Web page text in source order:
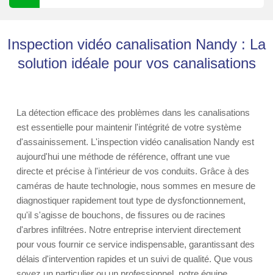
Inspection vidéo canalisation Nandy : La
solution idéale pour vos canalisations
La détection efficace des problèmes dans les canalisations
est essentielle pour maintenir l'intégrité de votre système
d'assainissement. L'inspection vidéo canalisation Nandy est
aujourd'hui une méthode de référence, offrant une vue
directe et précise à l'intérieur de vos conduits. Grâce à des
caméras de haute technologie, nous sommes en mesure de
diagnostiquer rapidement tout type de dysfonctionnement,
qu'il s'agisse de bouchons, de fissures ou de racines
d'arbres infiltrées. Notre entreprise intervient directement
pour vous fournir ce service indispensable, garantissant des
délais d'intervention rapides et un suivi de qualité. Que vous